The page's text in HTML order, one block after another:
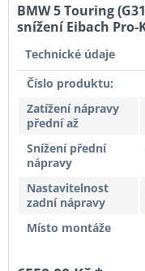
BMW 5 Touring
snížení Eibach Pro-
Technické údaje
Číslo produktu:
Zatížení nápravy
přední až
Snížení přední
nápravy
Nastavitelnost
zadní nápravy
Místo montáže